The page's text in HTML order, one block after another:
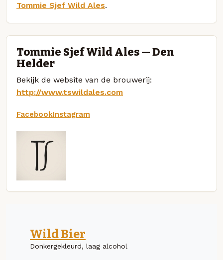
Tommie Sjef Wild Ales.
Tommie Sjef Wild Ales — Den
Helder
Bekijk de website van de brouwerij:
http://www.tswildales.com
FacebookInstagram
Wild Bier
Donkergekleurd, laag alcohol